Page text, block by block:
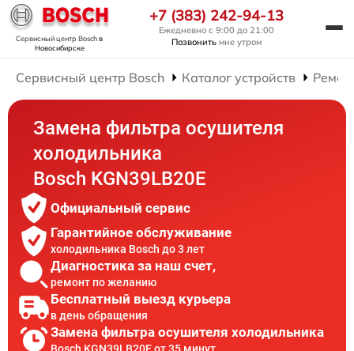
Сервисный центр Boschв
Новосибирске
+7 (383) 242-94-13
Ежедневно с 9:00 до 21:00
Позвонить мне утром
Сервисный центр Bosch Каталог устройств
Замена фильтра осушителя
холодильника
Bosch KGN39LB20E
Официальный сервис
Гарантийное обслуживание
холодильника Bosch до 3 лет
Диагностика за наш счет,
ремонт по желанию
Бесплатный выезд курьера
в день обращения
Замена фильтра осушителя холодильника